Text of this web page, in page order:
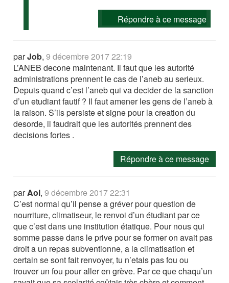
Répondre à ce message
parJob,9 décembre 2017 22:19
L’ANEB decone maintenant. Il faut que les autorité
administrations prennent le cas de l’aneb au serieux.
Depuis quand c’est l’aneb qui va decider de la sanction
d’un etudiant fautif ? Il faut amener les gens de l’aneb à
la raison. S’ils persiste et signe pour la creation du
desorde, il faudrait que les autorités prennent des
decisions fortes .
Répondre à ce message
parAol,9 décembre 2017 22:31
C’est normal qu’il pense a gréver pour question de
nourriture, climatiseur, le renvoi d’un étudiant par ce
que c’est dans une institution étatique. Pour nous qui
somme passe dans le prive pour se former on avait pas
droit a un repas subventionne, a la climatisation et
certain se sont fait renvoyer, tu n’etais pas fou ou
trouver un fou pour aller en grève. Par ce que chaqu’un